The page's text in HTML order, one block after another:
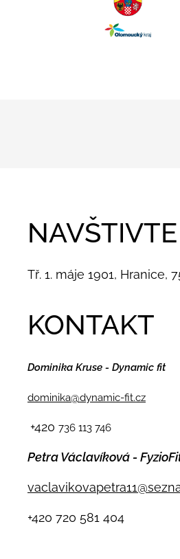
Tř. 1. máje 1901, Hranice,
KONTAKT
Dominika Kruse - Dynamic fit
dominika@dynamic-fit.cz
+420 736 113 746
Petra Václavíková -
+420 720 581 404